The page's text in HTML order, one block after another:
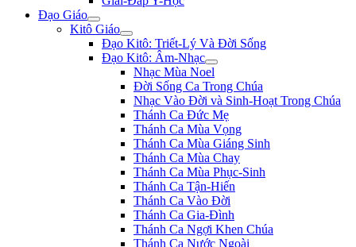
Đạo Giáo
Kitô Giáo
Đạo Kitô: Triết-Lý Và Đời Sống
Đạo Kitô: Âm-Nhạc
Nhạc Mùa Noel
Đời Sống Ca Trong Chúa
Nhạc Vào Đời và Sinh-Hoạt Trong Chúa
Thánh Ca Đức Mẹ
Thánh Ca Mùa Vọng
Thánh Ca Mùa Giáng Sinh
Thánh Ca Mùa Chay
Thánh Ca Mùa Phục-Sinh
Thánh Ca Tận-Hiến
Thánh Ca Vào Đời
Thánh Ca Gia-Đình
Thánh Ca Ngợi Khen Chúa
Thánh Ca Nước Ngoài